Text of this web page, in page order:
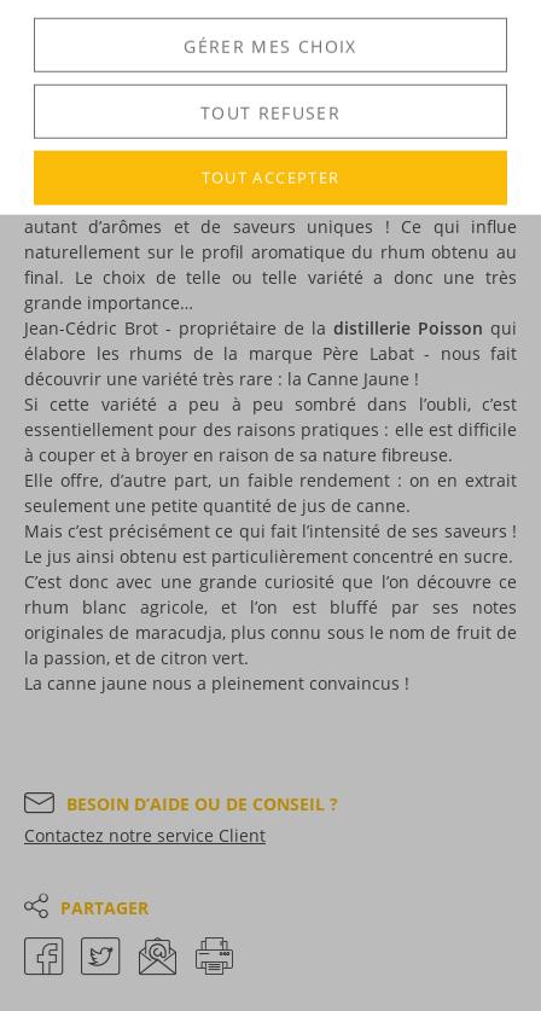
Voir tous les produits :Père Labat
DESCRIPTION
Avec la canne à sucre, on en voit de toutes les couleurs !
Canne noire, canne bleue, canne rouge… autant de variétés,
autant d’arômes et de saveurs uniques ! Ce qui influe
naturellement sur le profil aromatique du rhum obtenu au
final. Le choix de telle ou telle variété a donc une très
grande importance…
Jean-Cédric Brot - propriétaire de la distillerie Poisson qui
élabore les rhums de la marque Père Labat - nous fait
découvrir une variété très rare : la Canne Jaune !
Si cette variété a peu à peu sombré dans l’oubli, c’est
essentiellement pour des raisons pratiques : elle est difficile
à couper et à broyer en raison de sa nature fibreuse.
Elle offre, d’autre part, un faible rendement : on en extrait
seulement une petite quantité de jus de canne.
Mais c’est précisément ce qui fait l’intensité de ses saveurs !
Le jus ainsi obtenu est particulièrement concentré en sucre.
C’est donc avec une grande curiosité que l’on découvre ce
rhum blanc agricole, et l’on est bluffé par ses notes
originales de maracudja, plus connu sous le nom de fruit de
la passion, et de citron vert.
La canne jaune nous a pleinement convaincus !
BESOIN D’AIDE OU DE CONSEIL ?
Contactez notre service Client
PARTAGER
GÉRER MES CHOIX
TOUT REFUSER
TOUT ACCEPTER